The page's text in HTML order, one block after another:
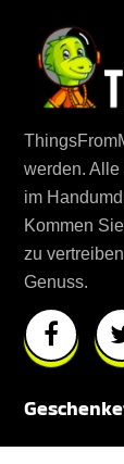
werden.
im
Kommen
zu
Genuss.